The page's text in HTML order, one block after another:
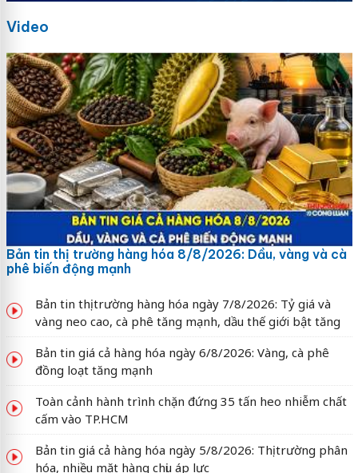
Video
Bản tin thị trường hàng hóa 8/8/2026: Dầu, vàng và cà
phê biến động mạnh
Bản tin thị trường hàng hóa ngày 7/8/2026: Tỷ giá và
vàng neo cao, cà phê tăng mạnh, dầu thế giới bật tăng
Bản tin giá cả hàng hóa ngày 6/8/2026: Vàng, cà phê
đồng loạt tăng mạnh
Toàn cảnh hành trình chặn đứng 35 tấn heo nhiễm chất
cấm vào TP.HCM
Bản tin giá cả hàng hóa ngày 5/8/2026: Thị trường phân
hóa, nhiều mặt hàng chịu áp lực